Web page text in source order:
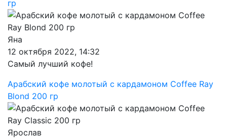
гр
Яна
12 октября 2022, 14:32
Самый лучший кофе!
Арабский кофе молотый с кардамоном Coffee Ray
Blond 200 гр
Ярослав